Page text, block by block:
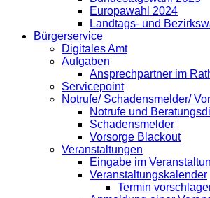
Europawahl 2024
Landtags- und
Bürgerservice
Digitales Amt
Aufgaben
Ansprechpartner im
Servicepoint
Notrufe/ Schadensmelder/
Notrufe und
Schadensmelder
Vorsorge Blackout
Veranstaltungen
Eingabe im
Veranstaltungskalender
Termin